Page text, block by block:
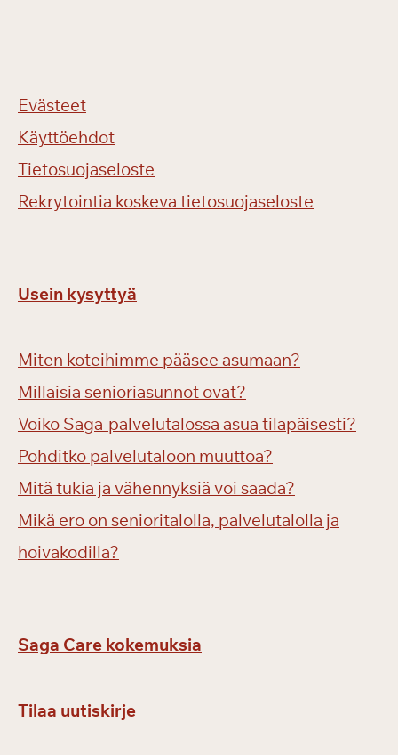
Evästeet
Käyttöehdot
Tietosuojaseloste
Rekrytointia koskeva tietosuojaseloste
Usein kysyttyä
Miten koteihimme pääsee asumaan?
Millaisia senioriasunnot ovat?
Voiko Saga-palvelutalossa asua tilapäisesti?
Pohditko palvelutaloon muuttoa?
Mitä tukia ja vähennyksiä voi saada?
Mikä ero on senioritalolla, palvelutalolla ja
hoivakodilla?
Saga Care kokemuksia
Tilaa uutiskirje